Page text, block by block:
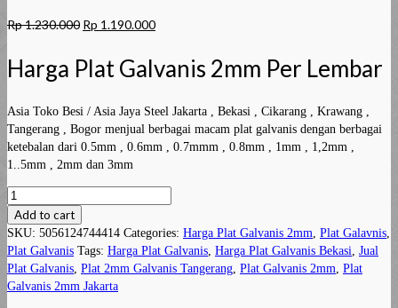
Rp1.230.000 Rp 1.190.000
Harga Plat Galvanis 2mm Per Lembar
Asia Toko Besi / Asia Jaya Steel Jakarta , Bekasi , Cikarang , Krawang ,
Tangerang , Bogor menjual berbagai macam plat galvanis dengan berbagai
ketebalan dari 0.5mm , 0.6mm , 0.7mmm , 0.8mm , 1mm , 1,2mm ,
1..5mm , 2mm dan 3mm
Plat
Galvanis
2mm
Per
lembar
quantity
Add to cart
SKU: 5056124744414 Categories: Harga Plat Galvanis 2mm, Plat Galavnis,
Plat Galvanis Tags: Harga Plat Galvanis, Harga Plat Galvanis Bekasi, Jual
Plat Galvanis, Plat 2mm Galvanis Tangerang, Plat Galvanis 2mm, Plat
Galvanis 2mm Jakarta